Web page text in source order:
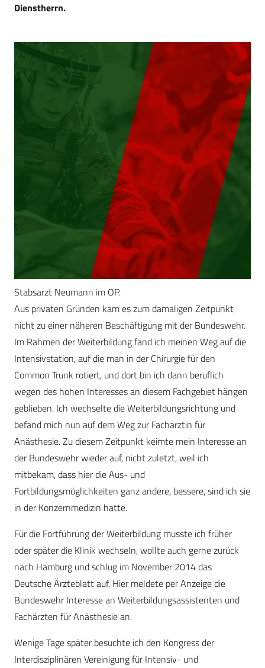
Dienstherrn.
Stabsarzt Neumann im OP.
Aus privaten Gründen kam es zum damaligen Zeitpunkt
nicht zu einer näheren Beschäftigung mit der Bundeswehr.
Im Rahmen der Weiterbildung fand ich meinen Weg auf die
Intensivstation, auf die man in der Chirurgie für den
Common Trunk rotiert, und dort bin ich dann beruflich
wegen des hohen Interesses an diesem Fachgebiet hängen
geblieben. Ich wechselte die Weiterbildungsrichtung und
befand mich nun auf dem Weg zur Fachärztin für
Anästhesie. Zu diesem Zeitpunkt keimte mein Interesse an
der Bundeswehr wieder auf, nicht zuletzt, weil ich
mitbekam, dass hier die Aus- und
Fortbildungsmöglichkeiten ganz andere, bessere, sind ich sie
in der Konzernmedizin hatte.
Für die Fortführung der Weiterbildung musste ich früher
oder später die Klinik wechseln, wollte auch gerne zurück
nach Hamburg und schlug im November 2014 das
Deutsche Ärzteblatt auf. Hier meldete per Anzeige die
Bundeswehr Interesse an Weiterbildungsassistenten und
Fach­ärzten für Anästhesie an.
Wenige Tage später besuchte ich den Kongress der
Interdisziplinären Vereinigung für Intensiv- und